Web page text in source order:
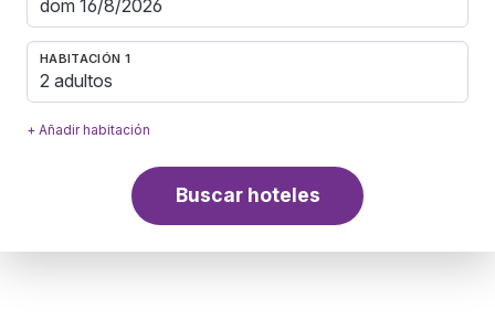
HABITACIÓN 1
2 adultos
+ Añadir habitación
Buscar hoteles